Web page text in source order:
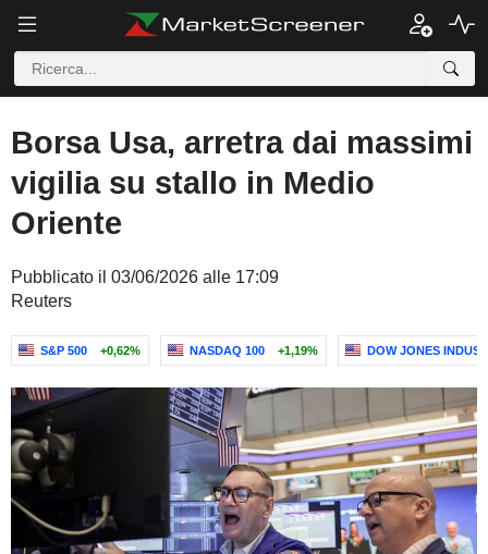
Borsa Usa, arretra dai massimi
vigilia su stallo in Medio
Oriente
Pubblicato il 03/06/2026 alle 17:09
Reuters
S&P 500 +0,62% NASDAQ 100 +1,19% DOW JONES